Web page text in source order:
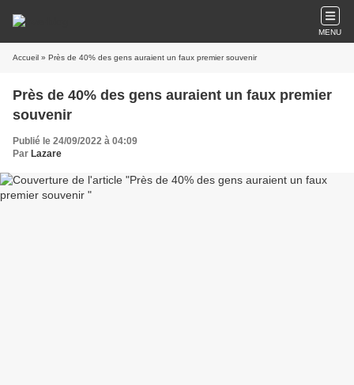
MENU
Accueil » Près de 40% des gens auraient un faux premier souvenir
Près de 40% des gens auraient un faux premier
souvenir
Publié le 24/09/2022 à 04:09
Par Lazare